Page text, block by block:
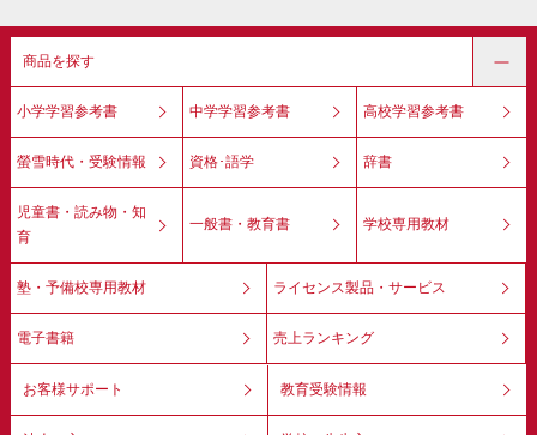
商品を探す
小学学習参考書 中学学習参考書 高校学習参考書
螢雪時代・受験情報 資格･語学 辞書
児童書・読み物・知
育
一般書・教育書 学校専用教材
塾・予備校専用教材 ライセンス製品・サービス
電子書籍 売上ランキング
お客様サポート 教育受験情報